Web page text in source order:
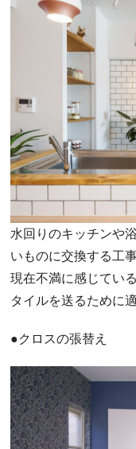
水回りのキッチンや
いものに交換する工
現在不満に感じてい
タイルを送るために
●クロスの張替え